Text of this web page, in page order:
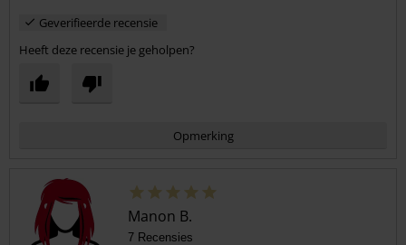
Geverifieerde recensie
Heeft deze recensie je geholpen?
Opmerking
Manon B.
7 Recensies